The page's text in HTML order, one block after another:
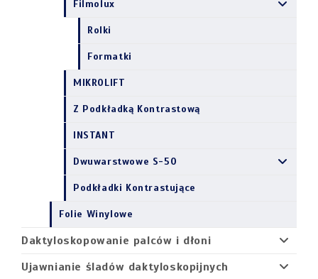
Daktyloskopowanie palców i dłoni
Ujawnianie śladów daktyloskopijnych
Filmolux
Rolki
Formatki
MIKROLIFT
Z Podkładką Kontrastową
INSTANT
Dwuwarstwowe S-50
Podkładki Kontrastujące
Folie Winylowe